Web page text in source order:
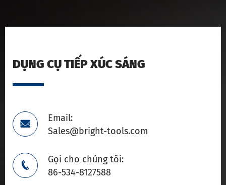
DỤNG CỤ TIẾP XÚC SÁNG

Email:
Sales@bright-tools.com

Gọi cho chúng tôi:
86-534-8127588